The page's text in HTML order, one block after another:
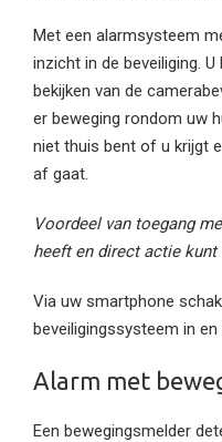
Met een alarmsysteem
inzicht in de beveiliging.
bekijken van de
er beweging rondom uw
niet thuis bent of u krijgt
af gaat.
Voordeel van toegang
heeft en direct actie kunt
Via uw smartphone
beveiligingssysteem in en
Alarm met
Een bewegingsmelder